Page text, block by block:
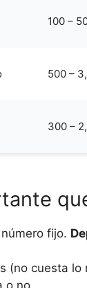
100 –
500 –
300 –
fijo.
(no cuesta